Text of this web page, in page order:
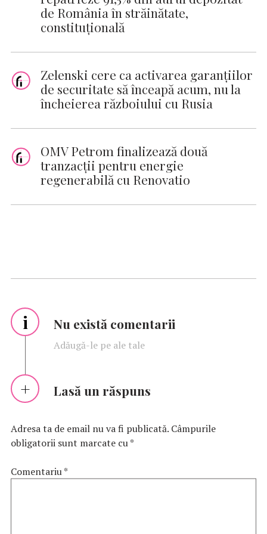
de România în străinătate,
constituțională
Zelenski cere ca activarea garanţiilor
de securitate să înceapă acum, nu la
încheierea războiului cu Rusia
OMV Petrom finalizează două
tranzacții pentru energie
regenerabilă cu Renovatio
i Nu există comentarii
Adăugă-le pe ale tale
Lasă un răspuns
Adresa ta de email nu va fi publicată. Câmpurile
obligatorii sunt marcate cu*
Comentariu*